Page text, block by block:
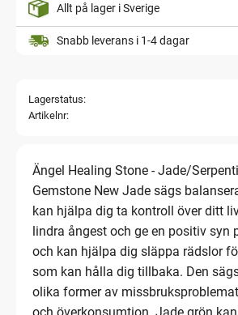
Allt på lager i Sverige
Snabb leverans i 1-4 dagar
Lagerstatus
Artikelnr
Ängel Healing Stone - Jade/
Gemstone New Jade sägs
kan hjälpa dig ta kontroll över ditt
lindra ångest och ge en positiv syn
och kan hjälpa dig släppa rädslor
som kan hålla dig tillbaka. Den
olika former av